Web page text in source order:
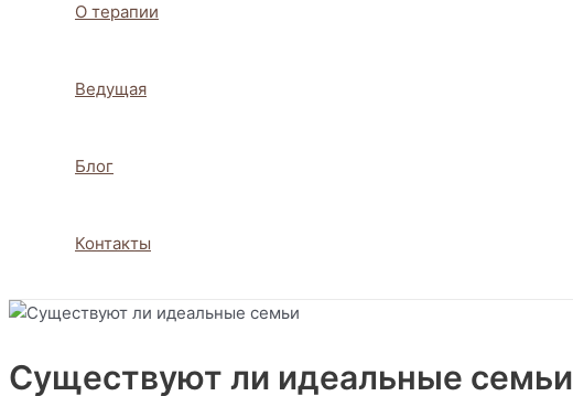
О терапии
Ведущая
Блог
Контакты
Существуют ли идеальные семьи